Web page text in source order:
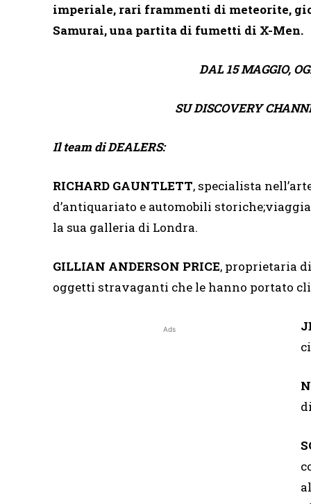
imperiale, rari frammenti di meteorite,
Samurai, una partita di fumetti di X-Men.
DAL 15 MAGGIO,
SU DISCOVERY
Il team di DEALERS:
RICHARD GAUNTLETT, specialista
d’antiquariato e automobili
la sua galleria di Londra.
GILLIAN ANDERSON PRICE, proprietaria
oggetti stravaganti che le hanno portato
Ads